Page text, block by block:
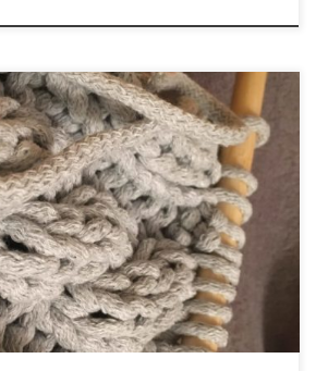
dość wdzięczny do przerabiania. Ładnie
nie zwija się i nie plącze. Jednak pomyłek to
jeszcze ujdzie, jednak przerabianie go
jego strukturę. Zatem rada na przyszłość
raczej należy się skupić […]